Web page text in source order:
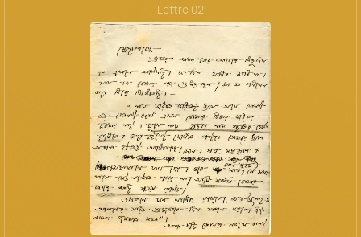
Lettre 02